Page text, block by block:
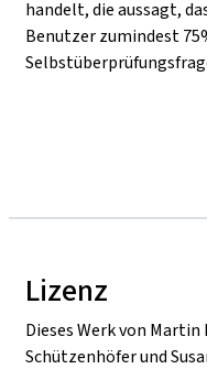
handelt, die aussagt,
Benutzer zumindest
Lizenz
Dieses Werk von
Schützenhöfer und